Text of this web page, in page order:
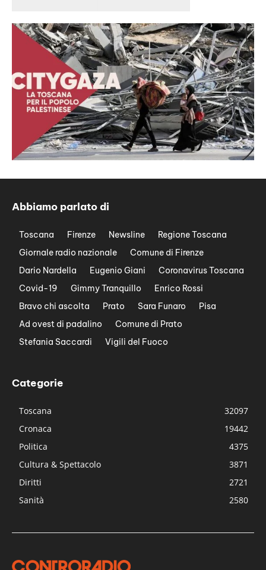
Abbiamo parlato di
Toscana Firenze Newsline
Regione Toscana
Giornale radio nazionale
Comune di Firenze
Dario Nardella
Eugenio Giani
Coronavirus Toscana
Covid-19
Gimmy Tranquillo
Enrico Rossi
Bravo chi ascolta
Prato Sara Funaro
Pisa
Ad ovest di padalino
Comune di Prato
Stefania Saccardi
Vigili del Fuoco
Categorie
Toscana
32097
Cronaca
19442
Politica
4375
Cultura & Spettacolo
3871
Diritti
2721
Sanità
2580